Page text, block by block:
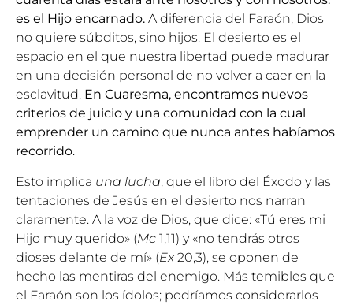
es el Hijo encarnado. A diferencia del Faraón, Dios
no quiere súbditos, sino hijos. El desierto es el
espacio en el que nuestra libertad puede madurar
en una decisión personal de no volver a caer en la
esclavitud. En Cuaresma, encontramos nuevos
criterios de juicio y una comunidad con la cual
emprender un camino que nunca antes habíamos
recorrido.
Esto implica una lucha, que el libro del Éxodo y las
tentaciones de Jesús en el desierto nos narran
claramente. A la voz de Dios, que dice: «Tú eres mi
Hijo muy querido» (Mc 1,11) y «no tendrás otros
dioses delante de mí» (Ex20,3), se oponen de
hecho las mentiras del enemigo. Más temibles que
el Faraón son los ídolos; podríamos considerarlos